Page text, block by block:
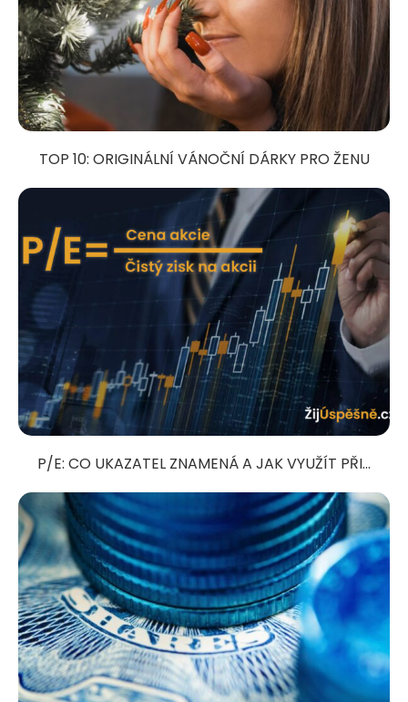
TOP 10: ORIGINÁLNÍ VÁNOČNÍ DÁRKY PRO ŽENU
P/E: CO UKAZATEL ZNAMENÁ A JAK VYUŽÍT PŘI...